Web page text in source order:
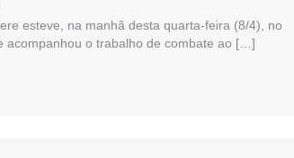
esteve, na manhã desta quarta-feira (8/4), no
acompanhou o trabalho de combate ao […]